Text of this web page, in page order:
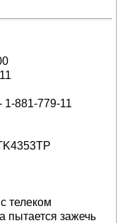
1-881-779-11
телеком
пытается зажечь